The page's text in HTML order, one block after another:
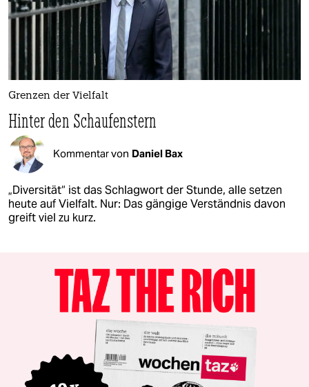
Grenzen der Vielfalt
Hinter den Schaufenstern
Kommentar von Daniel Bax
„Diversität“ ist das Schlagwort der Stunde, alle setzen
heute auf Vielfalt. Nur: Das gängige Verständnis davon
greift viel zu kurz.